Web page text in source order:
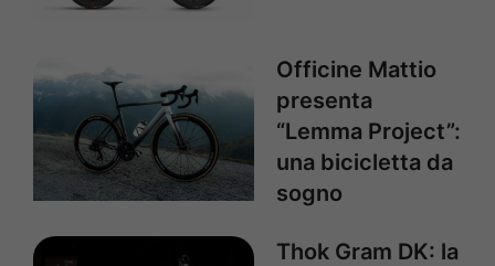
Officine Mattio
presenta
“Lemma Project”:
una bicicletta da
sogno
Thok Gram DK: la